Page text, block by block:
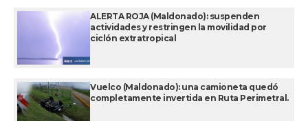
ALERTA ROJA (Maldonado): suspenden
actividades y restringen la movilidad por
ciclón extratropical
Vuelco (Maldonado): una camioneta quedó
completamente invertida en Ruta Perimetral.